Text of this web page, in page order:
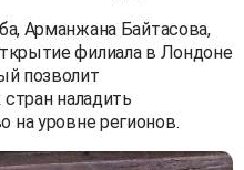
Арманжана Байтасова,
филиала в Лондоне
позволит
наладить
на уровне регионов.